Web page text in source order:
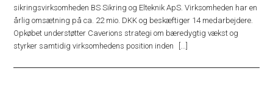
sikringsvirksomheden BS Sikring og Elteknik ApS. Virksomheden har en
årlig omsætning på ca. 22 mio. DKK og beskæftiger 14 medarbejdere.
Opkøbet understøtter Caverions strategi om bæredygtig vækst og
styrker samtidig virksomhedens position inden